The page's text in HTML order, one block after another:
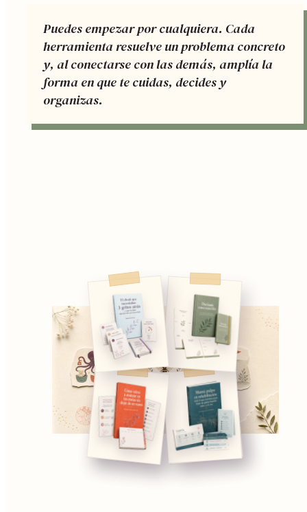
Puedes empezar por cualquiera. Cada
herramienta resuelve un problema concreto
y, al conectarse con las demás, amplía la
forma en que te cuidas, decides y
organizas.